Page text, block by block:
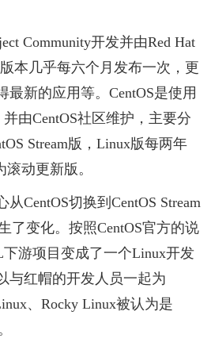
Community开发并由Red Hat
本几乎每六个月发布一次，更
最新的应用等。CentOS是使用
由CentOS社区维护，主要分
Stream版，Linux版每两年
动更新版。
CentOS切换到CentOS Stream
了变化。按照CentOS官方的说
游项目变成了一个Linux开发
与红帽的开发人员一起为
、Rocky Linux被认为是